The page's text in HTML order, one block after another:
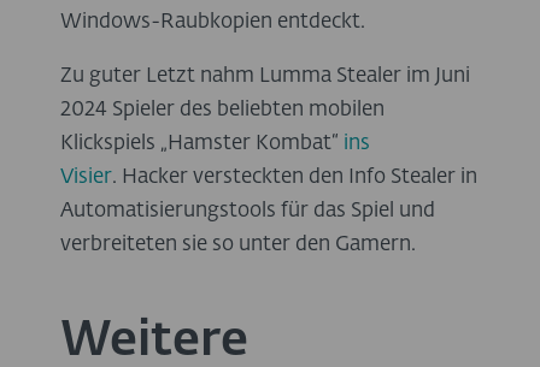
Windows-Raubkopien entdeckt.
Zu guter Letzt nahm Lumma Stealer im Juni
2024 Spieler des beliebten mobilen
Klickspiels „Hamster Kombat“ ins
Visier. Hacker versteckten den Info Stealer in
Automatisierungstools für das Spiel und
verbreiteten sie so unter den Gamern.
Weitere